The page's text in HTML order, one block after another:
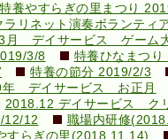
特養やすらぎの里まつり
ラリネット演奏ボランティ
月 デイサービス ゲーム
3/8
特養ひなまつ
特養の節分 2019/2/3
年 デイサービス お正月
2018.12 デイサービス ク
12/12
職場内研修
すらぎの里(2018.11.14)